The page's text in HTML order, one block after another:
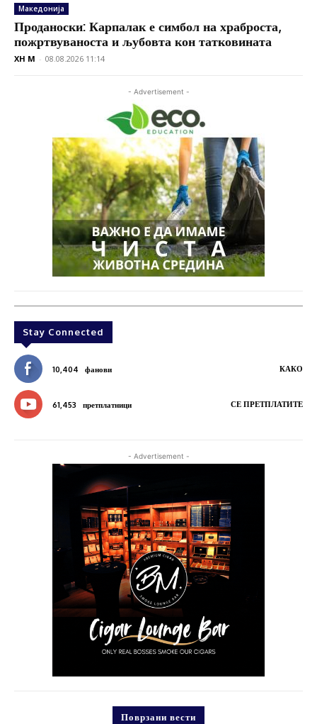
Македонија
Проданоски: Карпалак е симбол на храброста,
пожртвуваноста и љубовта кон татковината
XH M - 08.08.2026 11:14
- Advertisement -
Stay Connected
10,404 фанови КАКО
61,453 претплатници СЕ ПРЕТПЛАТИТЕ
- Advertisement -
Поврзани вести